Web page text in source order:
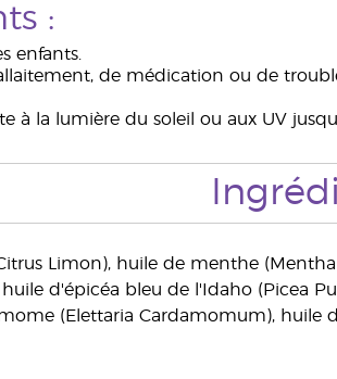
:
enfants.
de médication ou de
à la lumière du soleil ou aux UV
Limon), huile de menthe
d'épicéa bleu de l'Idaho (Picea
(Elettaria Cardamomum), huile